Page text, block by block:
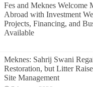
Fes and Meknes Welcome
Abroad with Investment
Projects, Financing, and
Available
Meknes: Sahrij Swani
Restoration, but Litter
Site Management